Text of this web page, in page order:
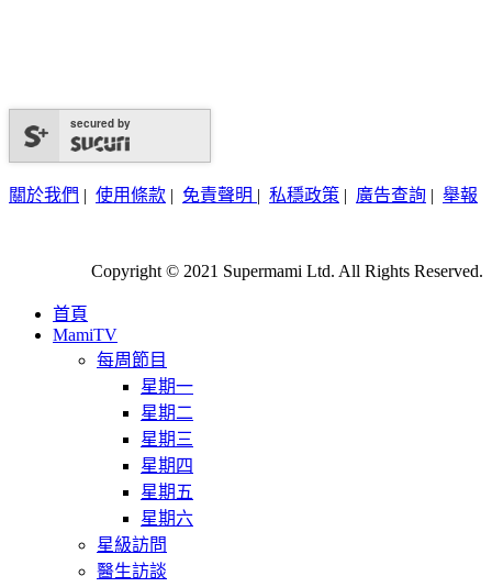
secured by
關於我們 | 使用條款 | 免責聲明 | 私穩政策 | 廣告查詢 | 舉報
Copyright © 2021 Supermami Ltd. All Rights Reserved.
首頁
MamiTV
每周節目
星期一
星期二
星期三
星期四
星期五
星期六
星級訪問
醫生訪談